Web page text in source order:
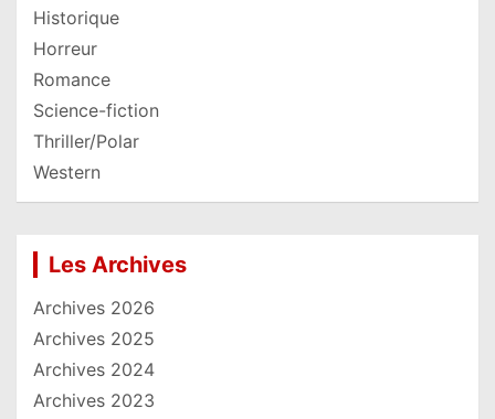
Historique
Horreur
Romance
Science-fiction
Thriller/Polar
Western
Les Archives
Archives 2026
Archives 2025
Archives 2024
Archives 2023